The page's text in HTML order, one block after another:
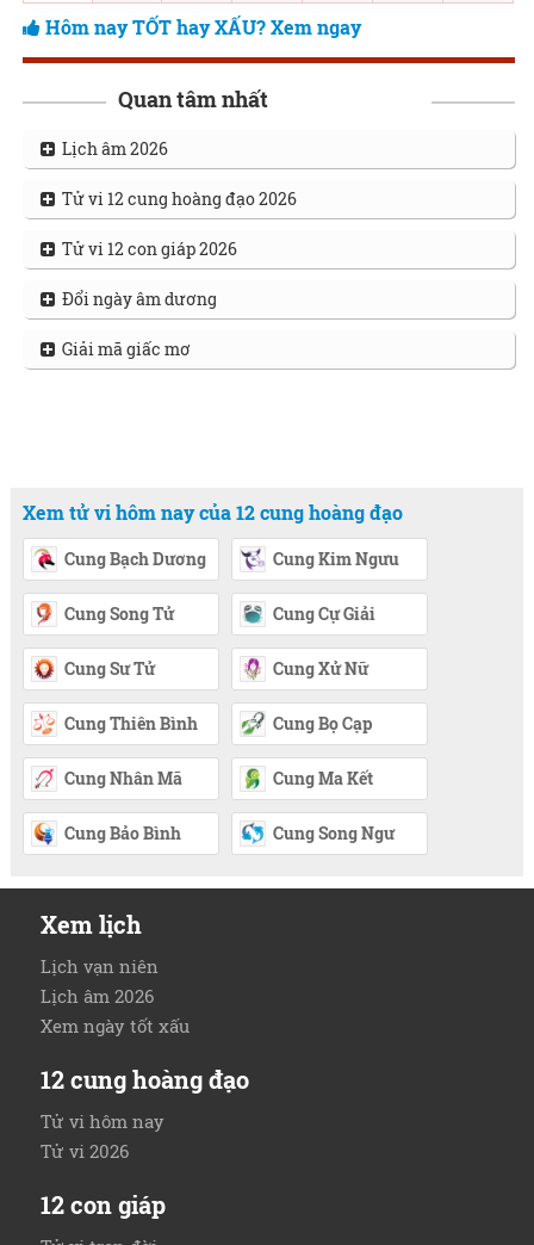
Hôm nay TỐT hay XẤU? Xem ngay
Quan tâm nhất
Lịch âm 2026
Tử vi 12 cung hoàng đạo 2026
Tử vi 12 con giáp 2026
Đổi ngày âm dương
Giải mã giấc mơ
Xem tử vi hôm nay của 12 cung hoàng đạo
Cung Bạch Dương Cung Kim Ngưu
Cung Song Tử Cung Cự Giải
Cung Sư Tử Cung Xử Nữ
Cung Thiên Bình Cung Bọ Cạp
Cung Nhân Mã Cung Ma Kết
Cung Bảo Bình Cung Song Ngư
Xem lịch
Lịch vạn niên
Lịch âm 2026
Xem ngày tốt xấu
12 cung hoàng đạo
Tử vi hôm nay
Tử vi 2026
12 con giáp